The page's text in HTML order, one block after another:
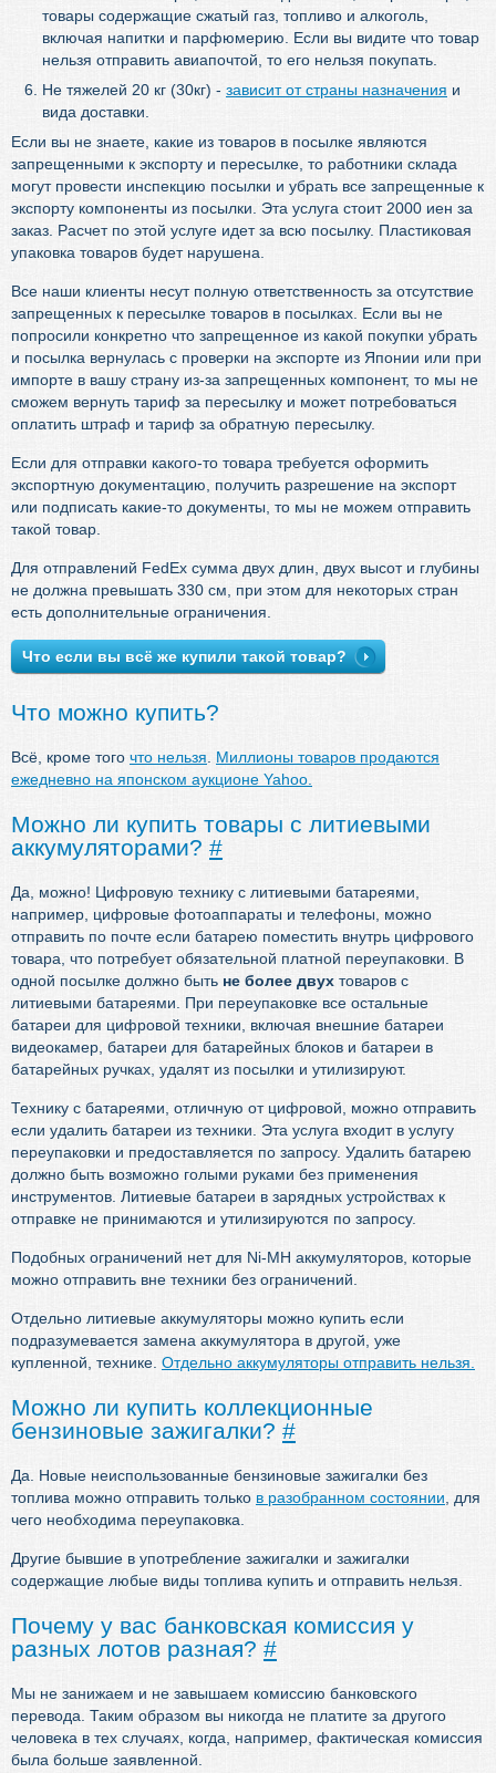
товары содержащие сжатый газ, топливо и алкоголь,
включая напитки и парфюмерию. Если вы видите что товар
нельзя отправить авиапочтой, то его нельзя покупать.
Не тяжелей 20 кг (30кг) - зависит от страны назначения и
вида доставки.
Если вы не знаете, какие из товаров в посылке являются
запрещенными к экспорту и пересылке, то работники склада
могут провести инспекцию посылки и убрать все запрещенные к
экспорту компоненты из посылки. Эта услуга стоит 2000 иен за
заказ. Расчет по этой услуге идет за всю посылку. Пластиковая
упаковка товаров будет нарушена.
Все наши клиенты несут полную ответственность за отсутствие
запрещенных к пересылке товаров в посылках. Если вы не
попросили конкретно что запрещенное из какой покупки убрать
и посылка вернулась с проверки на экспорте из Японии или при
импорте в вашу страну из-за запрещенных компонент, то мы не
сможем вернуть тариф за пересылку и может потребоваться
оплатить штраф и тариф за обратную пересылку.
Если для отправки какого-то товара требуется оформить
экспортную документацию, получить разрешение на экспорт
или подписать какие-то документы, то мы не можем отправить
такой товар.
Для отправлений FedEx сумма двух длин, двух высот и глубины
не должна превышать 330 см, при этом для некоторых стран
есть дополнительные ограничения.
Что если вы всё же купили такой товар?
Что можно купить?
Всё, кроме того что нельзя
Миллионы товаров продаются
ежедневно на японском аукционе Yahoo.
Можно ли купить товары с литиевыми
аккумуляторами? #
Да, можно! Цифровую технику с литиевыми батареями,
например, цифровые фотоаппараты и телефоны, можно
отправить по почте если батарею поместить внутрь цифрового
товара, что потребует обязательной платной переупаковки. В
одной посылке должно быть не более двух товаров с
литиевыми батареями. При переупаковке все остальные
батареи для цифровой техники, включая внешние батареи
видеокамер, батареи для батарейных блоков и батареи в
батарейных ручках, удалят из посылки и утилизируют.
Технику с батареями, отличную от цифровой, можно отправить
если удалить батареи из техники. Эта услуга входит в услугу
переупаковки и предоставляется по запросу. Удалить батарею
должно быть возможно голыми руками без применения
инструментов. Литиевые батареи в зарядных устройствах к
отправке не принимаются и утилизируются по запросу.
Подобных ограничений нет для Ni-MH аккумуляторов, которые
можно отправить вне техники без ограничений.
Отдельно литиевые аккумуляторы можно купить если
подразумевается замена аккумулятора в другой, уже
купленной, технике. Отдельно аккумуляторы отправить нельзя.
Можно ли купить коллекционные
бензиновые зажигалки? #
Да. Новые неиспользованные бензиновые зажигалки без
топлива можно отправить только в разобранном состоянии , для
чего необходима переупаковка.
Другие бывшие в употребление зажигалки и зажигалки
содержащие любые виды топлива купить и отправить нельзя.
Почему у вас банковская комиссия у
разных лотов разная? #
Мы не занижаем и не завышаем комиссию банковского
перевода. Таким образом вы никогда не платите за другого
человека в тех случаях, когда, например, фактическая комиссия
была больше заявленной.